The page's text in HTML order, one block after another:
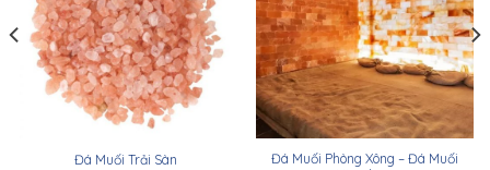
Đá Muối Trải Sàn
Đá Muối Phòng Xông – Đá Muối